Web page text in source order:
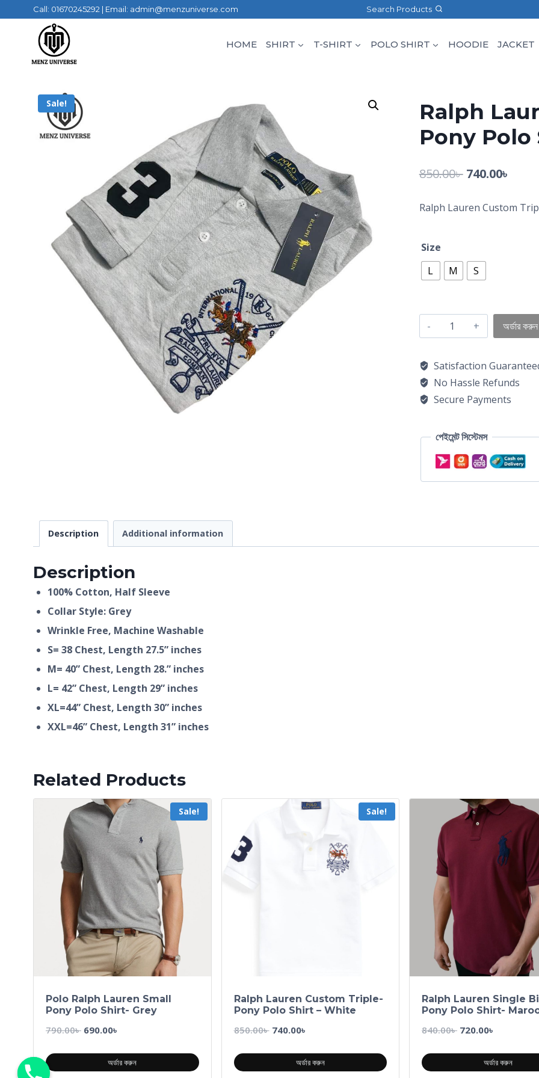
Call: 01670245292 | Email: admin@menzuniverse.com Search Products
HOME SHIRT T-SHIRT POLO SHIRT HOODIE JACKET
Sale!
Ralph
Pony Polo
850.00৳ 740.00৳
Ralph Lauren Custom
Size
L
M S
অর্ডার করুন
Satisfaction
No Hassle Refunds
Secure Payments
পেইমেন্ট সিস্টেমস
Description Additional information
Description
100% Cotton, Half Sleeve
Collar Style: Grey
Wrinkle Free, Machine Washable
S= 38 Chest, Length 27.5” inches
M= 40” Chest, Length 28.” inches
L= 42” Chest, Length 29” inches
XL=44” Chest, Length 30” inches
XXL=46” Chest, Length 31” inches
Related Products
Sale!
Polo Ralph Lauren Small
Pony Polo Shirt- Grey
790.00৳ 690.00৳
অর্ডার করুন
Sale!
Ralph Lauren Custom Triple-
Pony Polo Shirt – White
850.00৳ 740.00৳
অর্ডার করুন
Ralph Lauren Single
Pony Polo Shirt-
840.00৳ 720.00৳
অর্ডার করুন